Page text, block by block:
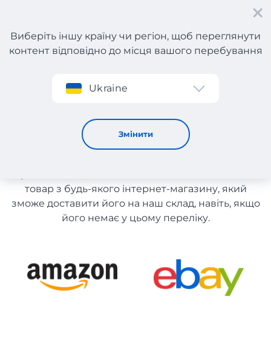
Реєстрація
Виберіть іншу країну чи регіон, щоб переглянути
контент відповідно до місця вашого перебування
Ukraine
Змінити
Дитячі товари зі США
Дитячі товари зі США
товар з будь-якого інтернет-магазину, який
зможе доставити його на наш склад, навіть, якщо
його немає у цьому переліку.